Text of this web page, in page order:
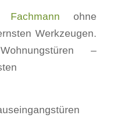
ohne
Werkzeugen.
–